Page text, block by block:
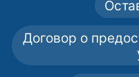
Договор о